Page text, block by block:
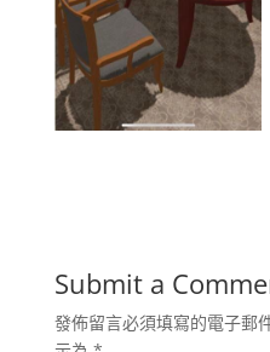
Submit a
發佈留言必須填寫的電子郵